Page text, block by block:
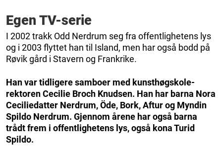
Egen TV-serie
I 2002 trakk Odd Nerdrum seg fra offentlighetens lys
og i 2003 flyttet han til Island, men har også bodd på
Røvik gård i Stavern og Frankrike.
Han var tidligere samboer med kunsthøgskole-
rektoren Cecilie Broch Knudsen. Han har barna Nora
Ceciliedatter Nerdrum, Öde, Bork, Aftur og Myndin
Spildo Nerdrum. Gjennom årene har også barna
trådt frem i offentlighetens lys, også kona Turid
Spildo.